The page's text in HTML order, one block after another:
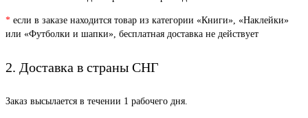
* если в заказе находится товар из категории «Книги», «Наклейки»
или «Футболки и шапки», бесплатная доставка не действует
2. Доставка в страны СНГ
Заказ высылается в течении 1 рабочего дня.